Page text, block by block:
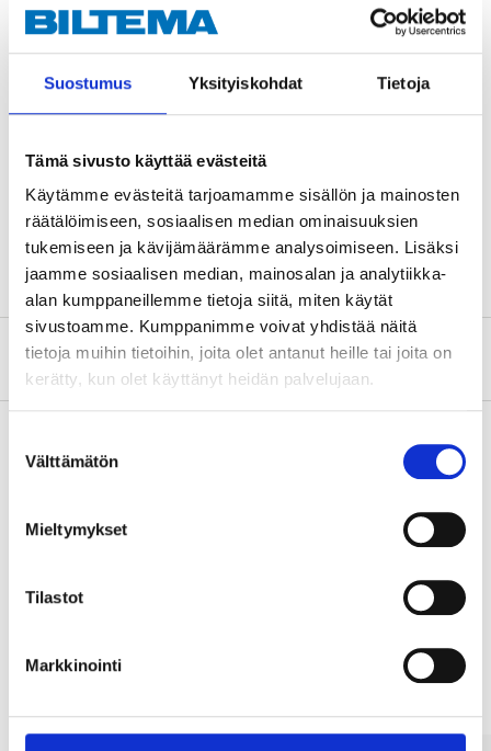
Suostumus Yksityiskohdat Tietoja
Tämä sivusto käyttää evästeitä
Käytämme evästeitä tarjoamamme sisällön ja mainosten
räätälöimiseen, sosiaalisen median ominaisuuksien
tukemiseen ja kävijämäärämme analysoimiseen. Lisäksi
jaamme sosiaalisen median, mainosalan ja analytiikka-
alan kumppaneillemme tietoja siitä, miten käytät
sivustoamme. Kumppanimme voivat yhdistää näitä
tietoja muihin tietoihin, joita olet antanut heille tai joita on
kerätty, kun olet käyttänyt heidän palvelujaan.
valinta
Välttämätön
Mieltymykset
Tilastot
Markkinointi
Diameter
3,8 cm
Höjd
1,8 cm
Batterityp
Material
polystyren-plast
Om tillverkaren
Köp & Hämta i ditt varuhus inom 2 timmar!
Andra kunder köpte också